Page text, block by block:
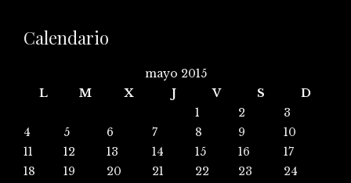
Calendario
mayo 2015
L
M X J V S
D
1
2
3
4
5 6 7 8 9
10
11
12 13 14 15 16
17
18
19 20 21 22 23
24